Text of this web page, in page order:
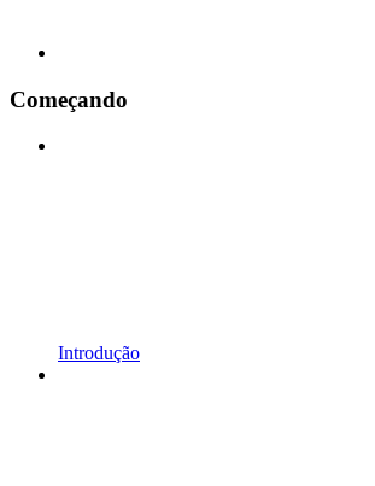
Começando
Introdução